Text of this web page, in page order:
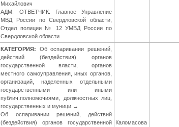
Михайлович
АДМ. ОТВЕТЧИК: Главное Управление
МВД России по Свердловской области,
Отдел полиции № 12 УМВД России по
Свердловской области
КАТЕГОРИЯ: Об оспаривании решений,
действий (бездействия) органов
государственной власти, органов
местного самоуправления, иных органов,
организаций, наделенных отдельными
государственными или иными
публич.полномочиями, должностных лиц,
государственных и муници →
Об оспаривании решений, действий
(бездействия) органов государственной
Каломасова